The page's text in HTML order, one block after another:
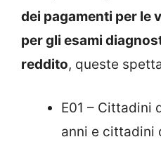
dei pagamenti per le
per gli esami
reddito, queste
E01 – Cittadini
anni e cittadini